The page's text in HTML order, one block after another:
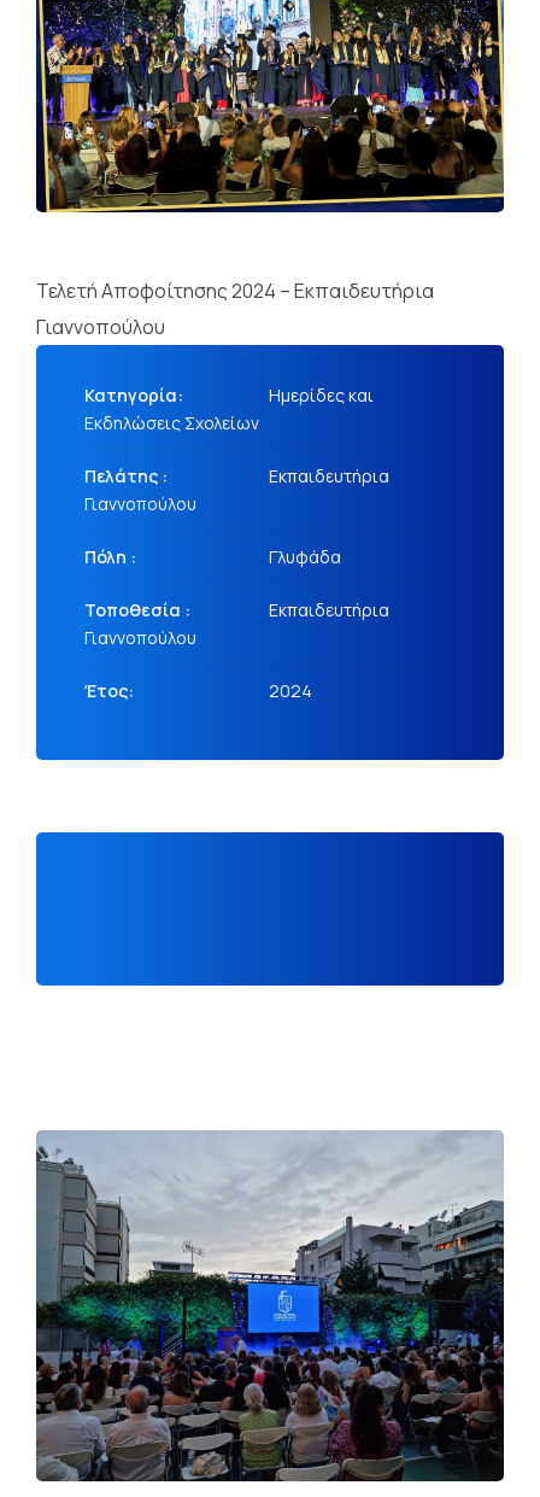
Τελετή Αποφοίτησης 2024 – Εκπαιδευτήρια
Γιαννοπούλου
Κατηγορία:
Ημερίδες και
Εκδηλώσεις Σχολείων
Πελάτης :
Εκπαιδευτήρια
Γιαννοπούλου
Πόλη : Γλυφάδα
Τοποθεσία :
Εκπαιδευτήρια
Γιαννοπούλου
Έτος: 2024